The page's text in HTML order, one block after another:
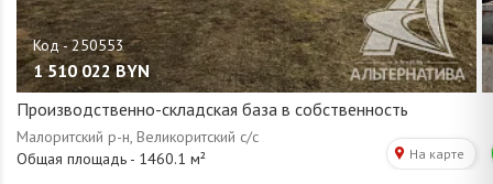
1 510 022 BYN
Производственно-складская база в собственность